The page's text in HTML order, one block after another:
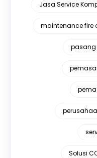
Jasa Service
maintenance fire
pasang
Solusi